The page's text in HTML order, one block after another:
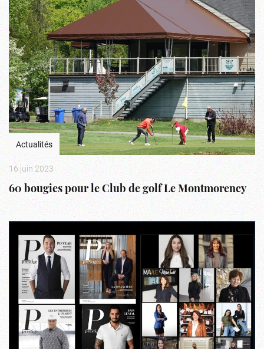
Actualités
16 juin 2023
60 bougies pour le Club de golf Le Montmorency